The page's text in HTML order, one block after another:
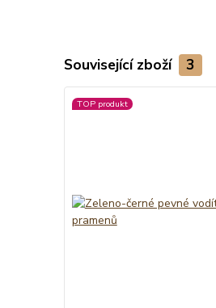
Související zboží 3
TOP produkt